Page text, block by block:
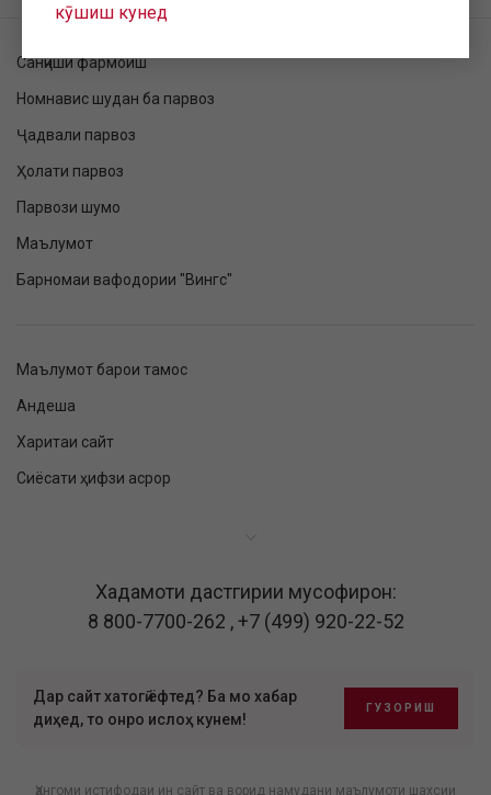
кӯшиш кунед
Санҷиши фармоиш
Номнавис шудан ба парвоз
Ҷадвали парвоз
Ҳолати парвоз
Парвози шумо
Маълумот
Барномаи вафодории "Вингс"
Маълумот барои тамос
Андеша
Харитаи сайт
Сиёсати ҳифзи асрор
Хадамоти дастгирии мусофирон:
8 800-7700-262 ,+7 (499) 920-22-52
Дар сайт хатогӣ ёфтед? Ба мо хабар
диҳед, то онро ислоҳ кунем!
ГУЗОРИШ
Ҳангоми истифодаи ин сайт ва ворид намудани маълумоти шахсии